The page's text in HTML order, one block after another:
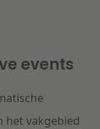
events
het vakgebied